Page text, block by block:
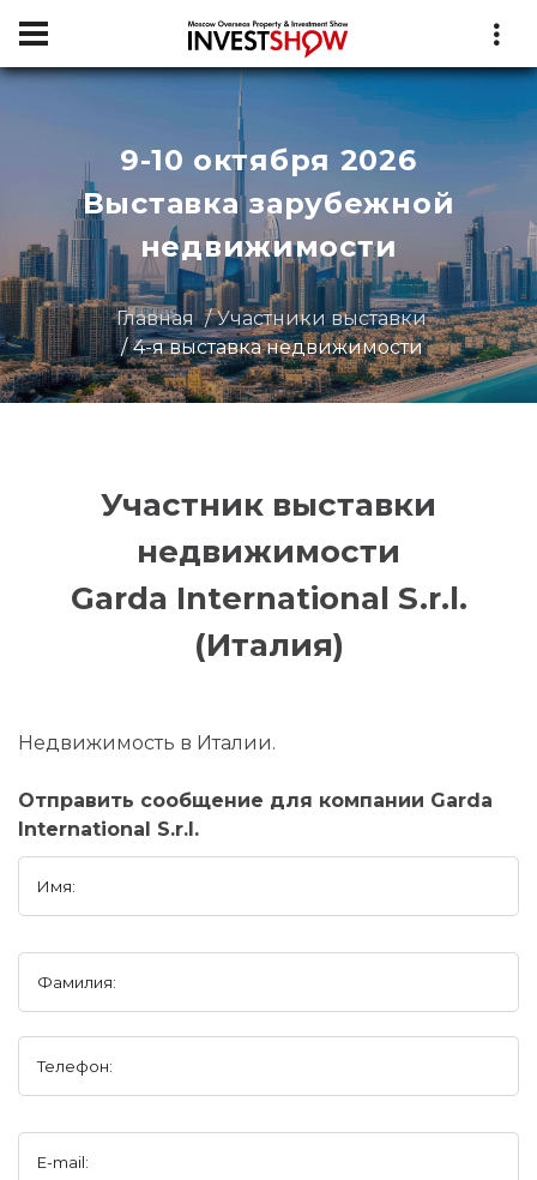
9-10 октября 2026
Выставка зарубежной
недвижимости
Главная
Участники выставки
4-я выставка недвижимости
Участник выставки
недвижимости
Garda International S.r.l.
(Италия)
Недвижимость в Италии.
Отправить сообщение для компании Garda
International S.r.l.
Имя:
Фамилия:
Телефон:
E-mail: